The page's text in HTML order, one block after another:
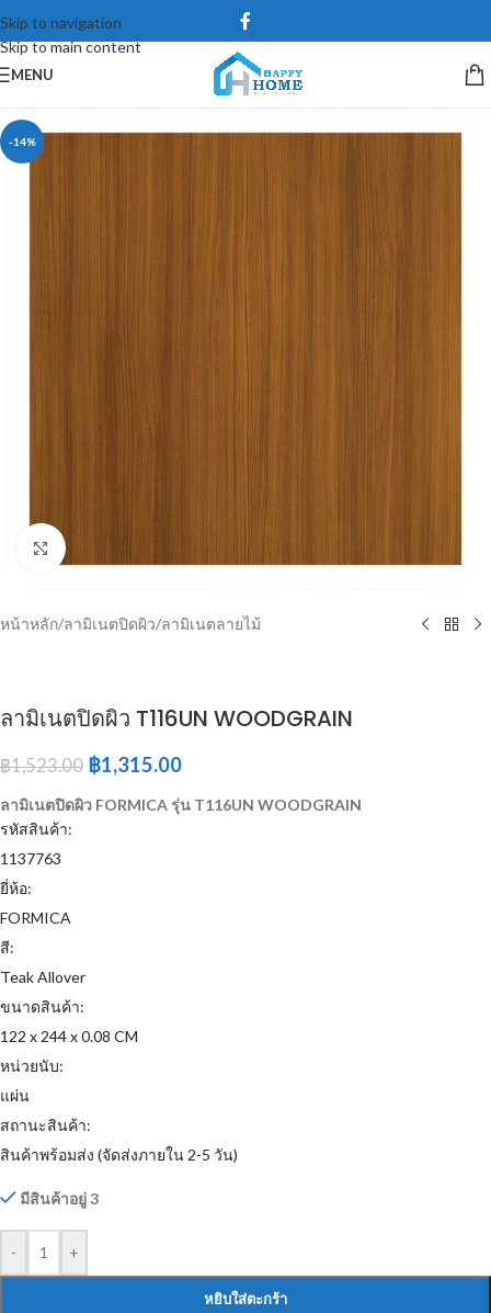
Skip to navigation
Skip to main content
MENU
-14%
Click to enlarge
หน้าหลัก/ลามิเนตปิดผิว/ลามิเนตลายไม้
ลามิเนตปิดผิว T116UN WOODGRAIN
฿1,523.00 ฿1,315.00
ลามิเนตปิดผิว FORMICA รุ่น T116UN WOODGRAIN
รหัสสินค้า:
1137763
ยี่ห้อ:
FORMICA
สี:
Teak Allover
ขนาดสินค้า:
122 x 244 x 0.08 CM
หน่วยนับ:
แผ่น
สถานะสินค้า:
สินค้าพร้อมส่ง (จัดส่งภายใน 2-5 วัน)
มีสินค้าอยู่ 3
- +
หยิบใส่ตะกร้า